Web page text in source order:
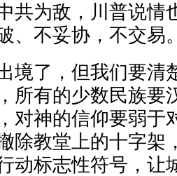
共为敌，川普说情
、不妥协，不交易
了，但我们要清
所有的少数民族要
对神的信仰要弱于
除教堂上的十字架
动标志性符号，让